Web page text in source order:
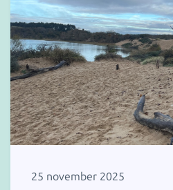
25 november 2025